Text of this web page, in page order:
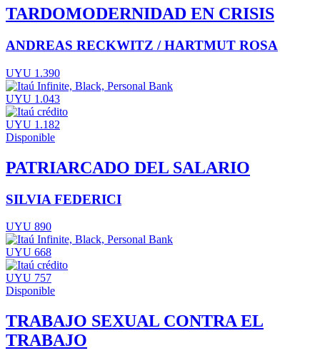
TARDOMODERNIDAD EN CRISIS
ANDREAS RECKWITZ / HARTMUT ROSA
UYU 1.390
UYU 1.043
UYU 1.182
Disponible
PATRIARCADO DEL SALARIO
SILVIA FEDERICI
UYU 890
UYU 668
UYU 757
Disponible
TRABAJO SEXUAL CONTRA EL
TRABAJO